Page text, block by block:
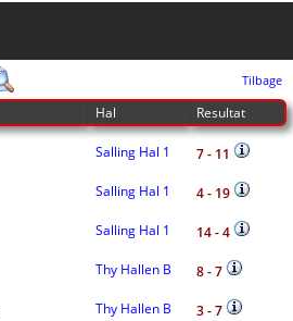
Tilbage
Hal Resultat
Salling Hal 1
7 - 11
Salling Hal 1
4 - 19
Salling Hal 1
14 - 4
Thy Hallen B
8 - 7
Thy Hallen B
3 - 7